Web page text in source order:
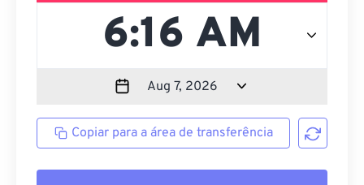
Copiar para a área de transferência